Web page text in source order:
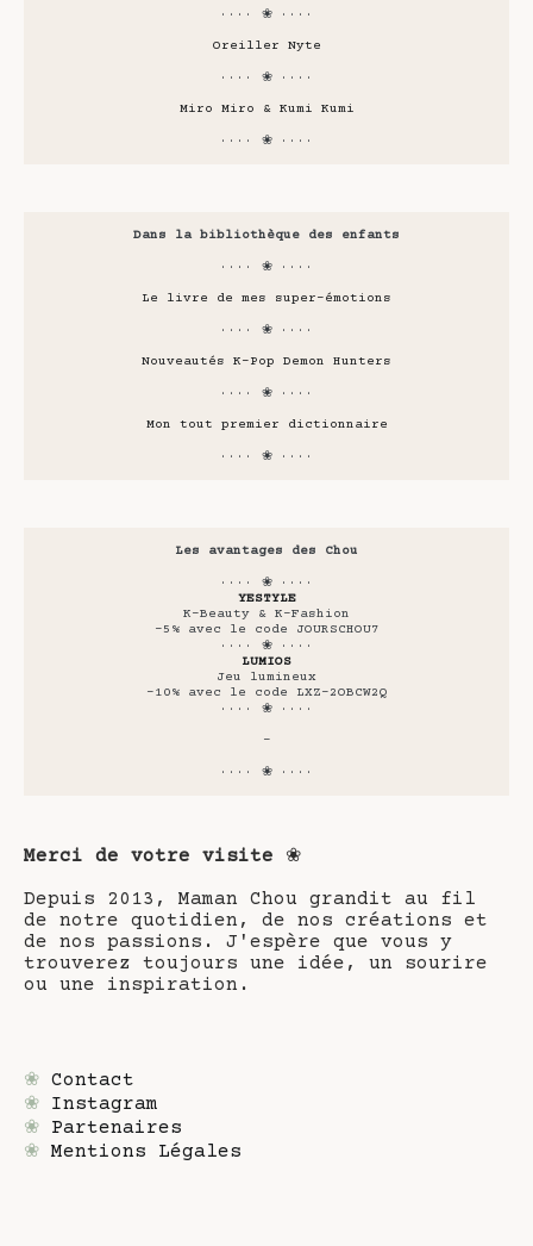
···· ❀ ····
Oreiller Nyte
···· ❀ ····
Miro Miro & Kumi Kumi
···· ❀ ····
Dans la bibliothèque des enfants
···· ❀ ····
Le livre de mes super-émotions
···· ❀ ····
Nouveautés K-Pop Demon Hunters
···· ❀ ····
Mon tout premier dictionnaire
···· ❀ ····
Les avantages des Chou
···· ❀ ····
YESTYLE
K-Beauty & K-Fashion
-5% avec le code JOURSCHOU7
···· ❀ ····
LUMIOS
Jeu lumineux
-10% avec le code LXZ-2OBCW2Q
···· ❀ ····
-
···· ❀ ····
Merci de votre visite ❀
Depuis 2013, Maman Chou grandit au fil
de notre quotidien, de nos créations et
de nos passions. J'espère que vous y
trouverez toujours une idée, un sourire
ou une inspiration.
❀ Contact
❀ Instagram
❀ Partenaires
❀ Mentions Légales